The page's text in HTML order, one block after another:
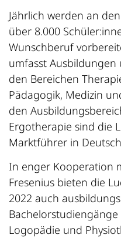
Jährlich werden an
über 8.000
Wunschberuf
umfasst
den Bereichen
Pädagogik, Medizin
den
Ergotherapie sind die
Marktführer in
In enger Kooperation
Fresenius bieten die
2022 auch
Logopädie und